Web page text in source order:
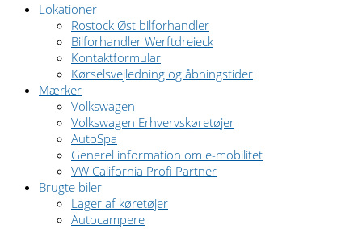
Lokationer
Rostock Øst bilforhandler
Bilforhandler Werftdreieck
Kontaktformular
Kørselsvejledning og åbningstider
Mærker
Volkswagen
Volkswagen Erhvervskøretøjer
AutoSpa
Generel information om e-mobilitet
VW California Profi Partner
Brugte biler
Lager af køretøjer
Autocampere